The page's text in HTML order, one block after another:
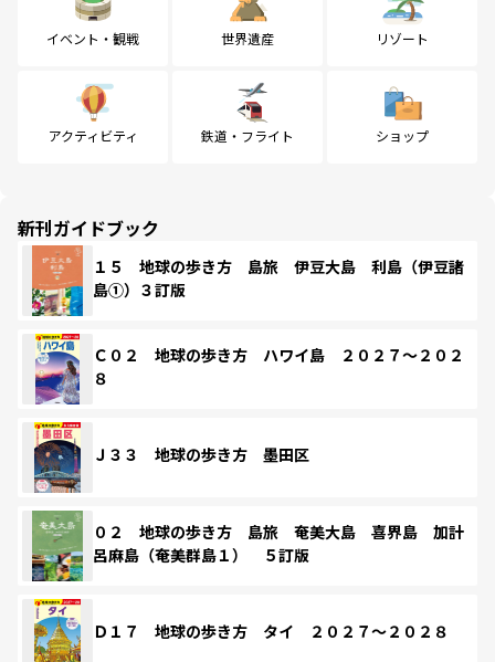
イベント・観戦 世界遺産 リゾート
アクティビティ 鉄道・フライト ショップ
新刊ガイドブック
１５ 地球の歩き方 島旅 伊豆大島 利島（伊豆諸
島①）３訂版
Ｃ０２ 地球の歩き方 ハワイ島 ２０２７～２０２
８
Ｊ３３ 地球の歩き方 墨田区
０２ 地球の歩き方 島旅 奄美大島 喜界島 加計
呂麻島（奄美群島１） ５訂版
Ｄ１７ 地球の歩き方 タイ ２０２７～２０２８